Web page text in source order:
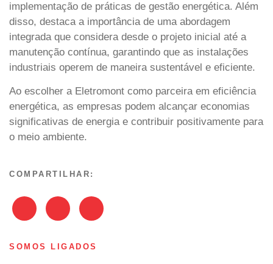
implementação de práticas de gestão energética. Além
disso, destaca a importância de uma abordagem
integrada que considera desde o projeto inicial até a
manutenção contínua, garantindo que as instalações
industriais operem de maneira sustentável e eficiente.
Ao escolher a Eletromont como parceira em eficiência
energética, as empresas podem alcançar economias
significativas de energia e contribuir positivamente para
o meio ambiente.
COMPARTILHAR:
SOMOS LIGADOS